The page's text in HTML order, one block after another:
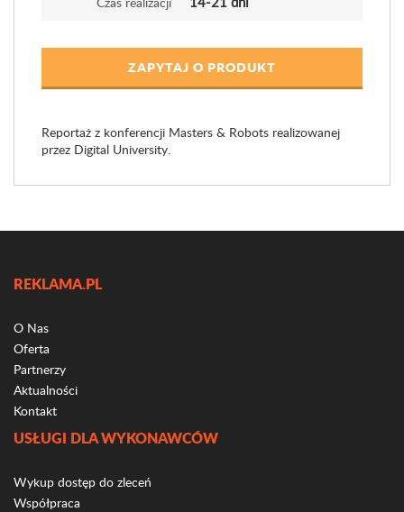
ZAPYTAJ O PRODUKT
Reportaż z konferencji Masters & Robots realizowanej
przez Digital University.
REKLAMA.PL
O Nas
Oferta
Partnerzy
Aktualności
Kontakt
USŁUGI DLA WYKONAWCÓW
Wykup dostęp do zleceń
Współpraca